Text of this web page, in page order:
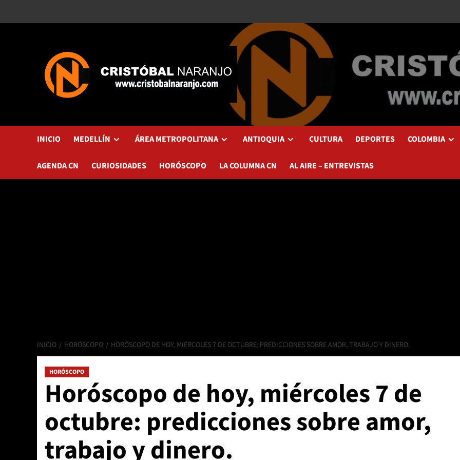
INICIO MEDELLÍN ÁREA METROPOLITANA ANTIOQUIA CULTURA DEPORTES COLOMBIA
AGENDA CN CURIOSIDADES HORÓSCOPO LA COLUMNA CN AL AIRE – ENTREVISTAS
INICIO HORÓSCOPO HORÓSCOPO DE HOY, MIÉRCOLES 7 DE OCTUBRE: PREDICCIONES SOBRE AMOR, TRABAJO Y DINERO.
HORÓSCOPO
Horóscopo de hoy, miércoles 7 de
octubre: predicciones sobre amor,
trabajo y dinero.